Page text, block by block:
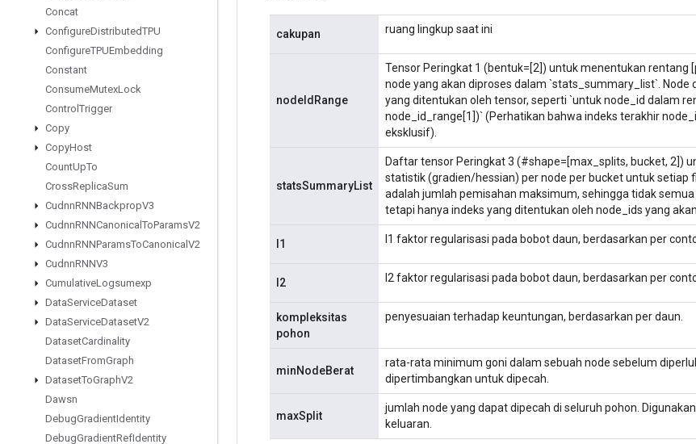
Concat
ConfigureDistributedTPU
ConfigureTPUEmbedding
Constant
ConsumeMutexLock
Control Trigger
Copy
CopyHost
CountUpTo
CrossReplicaSum
CudnnRNNBackpropV3
CudnnRNNCanonical ToParamsV2
CudnnRNNParamsToCanonical V2
CudnnRNNV3
CumulativeLogsumexp
DataServiceDataset
DataServiceDatasetV2
DatasetCardinality
DatasetFromGraph
DatasetToGraphV2
Dawsn
DebugGradientIdentity
DebugGradientRefIdentity
cakupan ruang lingkup saat ini
nodeIdRange
Tensor Peringkat 1 (bentuk=[2]) untuk menentukan rentang
node yang akan diproses dalam `stats_summary_list`. Node
yang ditentukan oleh tensor, seperti `untuk node_id dalam
node_id_range[1])` (Perhatikan bahwa indeks terakhir
eksklusif).
statsSummaryList
Daftar tensor Peringkat 3 (#shape=[max_splits, bucket, 2])
statistik (gradien/hessian) per node per bucket untuk setiap
adalah jumlah pemisahan maksimum, sehingga tidak
tetapi hanya indeks yang ditentukan oleh node_ids yang
l1 l1 faktor regularisasi pada bobot daun, berdasarkan per
l2 l2 faktor regularisasi pada bobot daun, berdasarkan per
kompleksitas
pohon
penyesuaian terhadap keuntungan, berdasarkan per daun.
minNodeBerat
rata-rata minimum goni dalam sebuah node sebelum
dipertimbangkan untuk dipecah.
maxSplit
jumlah node yang dapat dipecah di seluruh pohon.
keluaran.